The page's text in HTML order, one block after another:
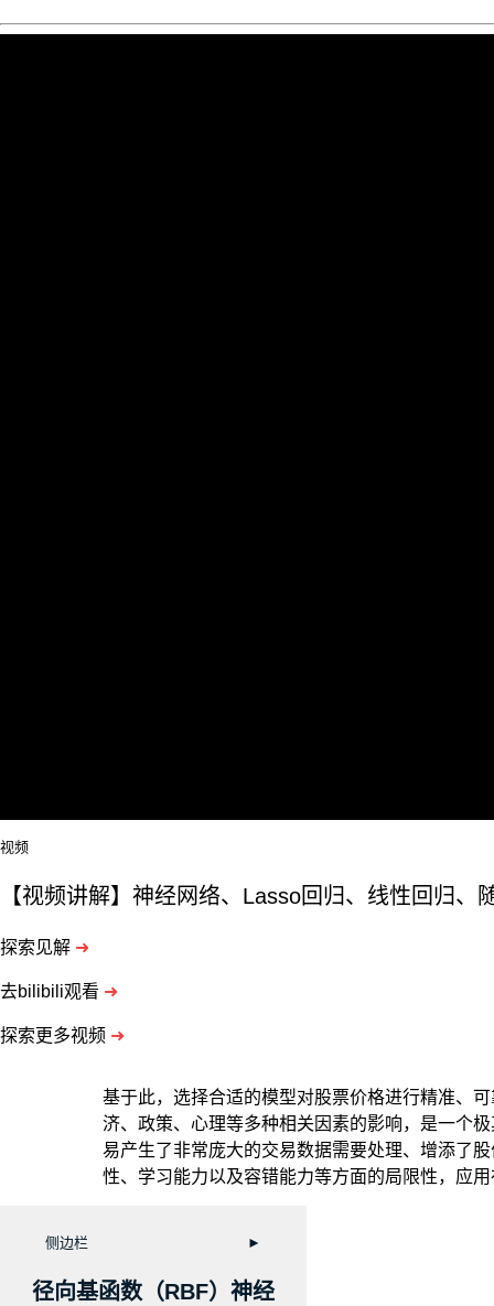
视频
【视频讲解】神经网络、Lasso回归、线性回归
探索见解 ➜
去bilibili观看 ➜
探索更多视频 ➜
基于此，选择合适的模型对股票价格进行精准、
济、政策、心理等多种相关因素的影响，是一个
易产生了非常庞大的交易数据需要处理、增添了
性、学习能力以及容错能力等方面的局限性，应
侧边栏 ►
径向基函数（RBF）神经